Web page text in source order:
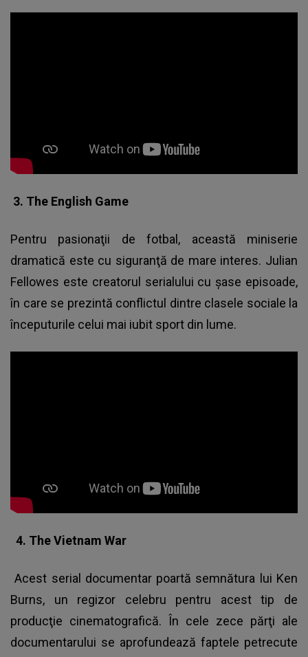
3. The English Game
Pentru pasionaţii de fotbal, această miniserie
dramatică este cu siguranţă de mare interes. Julian
Fellowes este creatorul serialului cu şase episoade,
în care se prezintă conflictul dintre clasele sociale la
începuturile celui mai iubit sport din lume.
4. The Vietnam War
Acest serial documentar poartă semnătura lui Ken
Burns, un regizor celebru pentru acest tip de
producţie cinematografică. În cele zece părţi ale
documentarului se aprofundează faptele petrecute